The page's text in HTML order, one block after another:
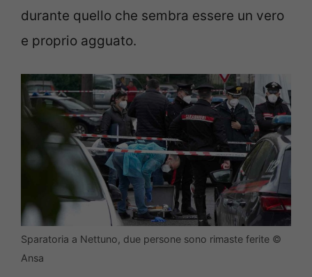
durante quello che sembra essere un vero
e proprio agguato.
Sparatoria a Nettuno, due persone sono rimaste ferite ©
Ansa